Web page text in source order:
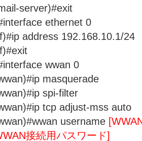
server)#exit
ethernet 0
address 192.168.10.1/24
wwan 0
masquerade
spi-filter
tcp adjust-mss auto
username
接続用パスワード]